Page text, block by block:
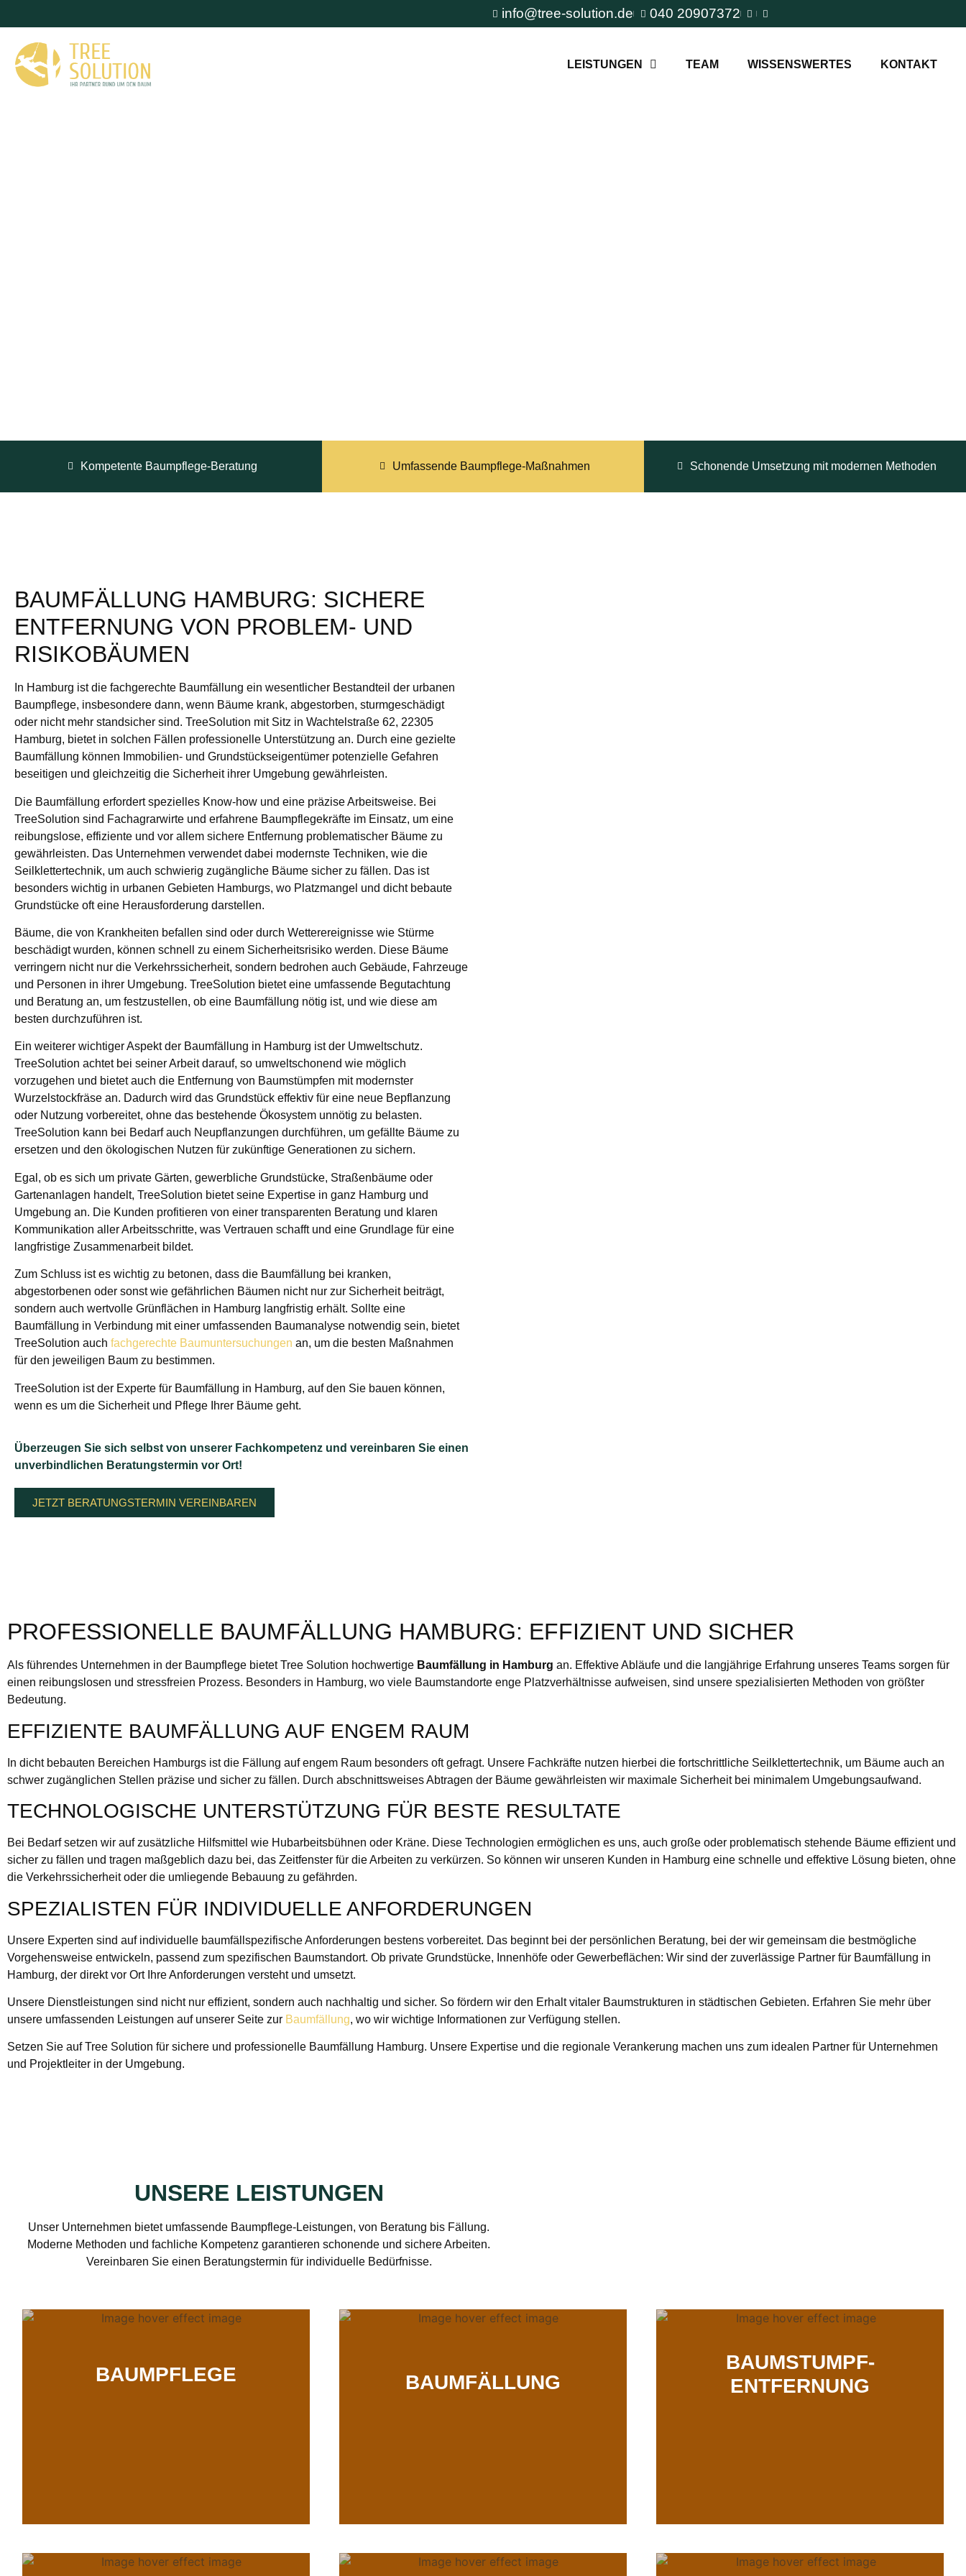
info@tree-solution.de 040 20907372
LEISTUNGEN TEAM WISSENSWERTES KONTAKT
Kompetente Baumpflege-Beratung Umfassende Baumpflege-Maßnahmen Schonende Umsetzung mit modernen Methoden
BAUMFÄLLUNG HAMBURG: SICHERE
ENTFERNUNG VON PROBLEM- UND
RISIKOBÄUMEN
In Hamburg ist die fachgerechte Baumfällung ein wesentlicher Bestandteil der urbanen
Baumpflege, insbesondere dann, wenn Bäume krank, abgestorben, sturmgeschädigt
oder nicht mehr standsicher sind. TreeSolution mit Sitz in Wachtelstraße 62, 22305
Hamburg, bietet in solchen Fällen professionelle Unterstützung an. Durch eine gezielte
Baumfällung können Immobilien- und Grundstückseigentümer potenzielle Gefahren
beseitigen und gleichzeitig die Sicherheit ihrer Umgebung gewährleisten.
Die Baumfällung erfordert spezielles Know-how und eine präzise Arbeitsweise. Bei
TreeSolution sind Fachagrarwirte und erfahrene Baumpflegekräfte im Einsatz, um eine
reibungslose, effiziente und vor allem sichere Entfernung problematischer Bäume zu
gewährleisten. Das Unternehmen verwendet dabei modernste Techniken, wie die
Seilklettertechnik, um auch schwierig zugängliche Bäume sicher zu fällen. Das ist
besonders wichtig in urbanen Gebieten Hamburgs, wo Platzmangel und dicht bebaute
Grundstücke oft eine Herausforderung darstellen.
Bäume, die von Krankheiten befallen sind oder durch Wetterereignisse wie Stürme
beschädigt wurden, können schnell zu einem Sicherheitsrisiko werden. Diese Bäume
verringern nicht nur die Verkehrssicherheit, sondern bedrohen auch Gebäude, Fahrzeuge
und Personen in ihrer Umgebung. TreeSolution bietet eine umfassende Begutachtung
und Beratung an, um festzustellen, ob eine Baumfällung nötig ist, und wie diese am
besten durchzuführen ist.
Ein weiterer wichtiger Aspekt der Baumfällung in Hamburg ist der Umweltschutz.
TreeSolution achtet bei seiner Arbeit darauf, so umweltschonend wie möglich
vorzugehen und bietet auch die Entfernung von Baumstümpfen mit modernster
Wurzelstockfräse an. Dadurch wird das Grundstück effektiv für eine neue Bepflanzung
oder Nutzung vorbereitet, ohne das bestehende Ökosystem unnötig zu belasten.
TreeSolution kann bei Bedarf auch Neupflanzungen durchführen, um gefällte Bäume zu
ersetzen und den ökologischen Nutzen für zukünftige Generationen zu sichern.
Egal, ob es sich um private Gärten, gewerbliche Grundstücke, Straßenbäume oder
Gartenanlagen handelt, TreeSolution bietet seine Expertise in ganz Hamburg und
Umgebung an. Die Kunden profitieren von einer transparenten Beratung und klaren
Kommunikation aller Arbeitsschritte, was Vertrauen schafft und eine Grundlage für eine
langfristige Zusammenarbeit bildet.
Zum Schluss ist es wichtig zu betonen, dass die Baumfällung bei kranken,
abgestorbenen oder sonst wie gefährlichen Bäumen nicht nur zur Sicherheit beiträgt,
sondern auch wertvolle Grünflächen in Hamburg langfristig erhält. Sollte eine
Baumfällung in Verbindung mit einer umfassenden Baumanalyse notwendig sein, bietet
TreeSolution auch fachgerechte Baumuntersuchungen an, um die besten Maßnahmen
für den jeweiligen Baum zu bestimmen.
TreeSolution ist der Experte für Baumfällung in Hamburg, auf den Sie bauen können,
wenn es um die Sicherheit und Pflege Ihrer Bäume geht.
Überzeugen Sie sich selbst von unserer Fachkompetenz und vereinbaren Sie einen
unverbindlichen Beratungstermin vor Ort!
JETZT BERATUNGSTERMIN VEREINBAREN
PROFESSIONELLE BAUMFÄLLUNG HAMBURG: EFFIZIENT UND SICHER
Als führendes Unternehmen in der Baumpflege bietet Tree Solution hochwertige Baumfällung in Hamburg an. Effektive Abläufe und die langjährige Erfahrung unseres Teams sorgen für
einen reibungslosen und stressfreien Prozess. Besonders in Hamburg, wo viele Baumstandorte enge Platzverhältnisse aufweisen, sind unsere spezialisierten Methoden von größter
Bedeutung.
EFFIZIENTE BAUMFÄLLUNG AUF ENGEM RAUM
In dicht bebauten Bereichen Hamburgs ist die Fällung auf engem Raum besonders oft gefragt. Unsere Fachkräfte nutzen hierbei die fortschrittliche Seilklettertechnik, um Bäume auch an
schwer zugänglichen Stellen präzise und sicher zu fällen. Durch abschnittsweises Abtragen der Bäume gewährleisten wir maximale Sicherheit bei minimalem Umgebungsaufwand.
TECHNOLOGISCHE UNTERSTÜTZUNG FÜR BESTE RESULTATE
Bei Bedarf setzen wir auf zusätzliche Hilfsmittel wie Hubarbeitsbühnen oder Kräne. Diese Technologien ermöglichen es uns, auch große oder problematisch stehende Bäume effizient und
sicher zu fällen und tragen maßgeblich dazu bei, das Zeitfenster für die Arbeiten zu verkürzen. So können wir unseren Kunden in Hamburg eine schnelle und effektive Lösung bieten, ohne
die Verkehrssicherheit oder die umliegende Bebauung zu gefährden.
SPEZIALISTEN FÜR INDIVIDUELLE ANFORDERUNGEN
Unsere Experten sind auf individuelle baumfällspezifische Anforderungen bestens vorbereitet. Das beginnt bei der persönlichen Beratung, bei der wir gemeinsam die bestmögliche
Vorgehensweise entwickeln, passend zum spezifischen Baumstandort. Ob private Grundstücke, Innenhöfe oder Gewerbeflächen: Wir sind der zuverlässige Partner für Baumfällung in
Hamburg, der direkt vor Ort Ihre Anforderungen versteht und umsetzt.
Unsere Dienstleistungen sind nicht nur effizient, sondern auch nachhaltig und sicher. So fördern wir den Erhalt vitaler Baumstrukturen in städtischen Gebieten. Erfahren Sie mehr über
unsere umfassenden Leistungen auf unserer Seite zur Baumfällung, wo wir wichtige Informationen zur Verfügung stellen.
Setzen Sie auf Tree Solution für sichere und professionelle Baumfällung Hamburg. Unsere Expertise und die regionale Verankerung machen uns zum idealen Partner für Unternehmen
und Projektleiter in der Umgebung.
UNSERE LEISTUNGEN
Unser Unternehmen bietet umfassende Baumpflege-Leistungen, von Beratung bis Fällung.
Moderne Methoden und fachliche Kompetenz garantieren schonende und sichere Arbeiten.
Vereinbaren Sie einen Beratungstermin für individuelle Bedürfnisse.
BAUMPFLEGE BAUMFÄLLUNG
BAUMSTUMPF-
ENTFERNUNG